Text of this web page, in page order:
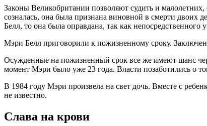
Законы Великобритании позволяют судить и
созналась, она была признана виновной в смерти двоих
Белл, то она была оправдана, так как непосредственного
Мэри Белл приговорили к пожизненному сроку.
Осужденные на пожизненный срок все же имеют шанс
момент Мэри было уже 23 года. Власти позаботились о
В 1984 году Мэри произвела на свет дочь. Вместе с
не известно.
Слава на крови